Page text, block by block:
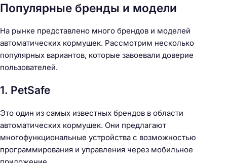
Популярные бренды и модели
На рынке представлено много брендов и моделей
автоматических кормушек. Рассмотрим несколько
популярных вариантов, которые завоевали доверие
пользователей.
1. PetSafe
Это один из самых известных брендов в области
автоматических кормушек. Они предлагают
многофункциональные устройства с возможностью
программирования и управления через мобильное